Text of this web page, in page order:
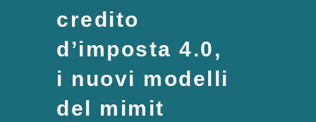
credito
d’imposta 4.0,
i nuovi modelli
del mimit